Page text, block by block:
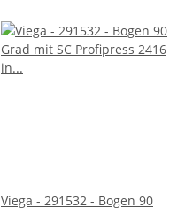
Viega - 291532 - Bogen 90